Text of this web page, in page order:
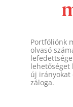
Portfóliónk
olvasó
lehetőséget
új irányokat
záloga.